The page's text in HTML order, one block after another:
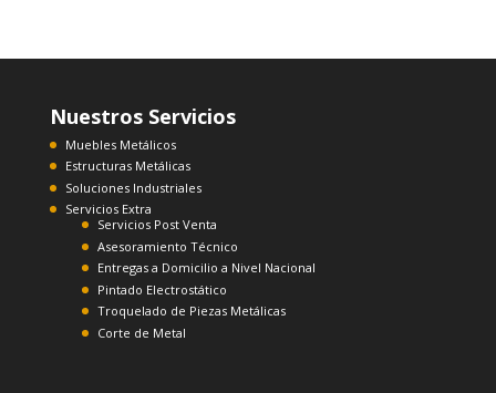
Nuestros Servicios
Muebles Metálicos
Estructuras Metálicas
Soluciones Industriales
Servicios Extra
Servicios Post Venta
Asesoramiento Técnico
Entregas a Domicilio a Nivel Nacional
Pintado Electrostático
Troquelado de Piezas Metálicas
Corte de Metal